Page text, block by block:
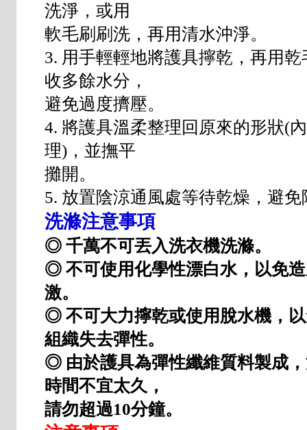
洗淨，或用
軟毛刷刷洗，再用清水沖淨。
3. 用手輕輕地將護具擰乾，再用
收多餘水分，
避免過度擠壓。
4. 將護具溫柔整理回原來的形狀(
理)，並撫平
攤開。
5. 放置陰涼通風處等待乾燥，避
洗滌注意事項
◎ 千萬不可丟入洗衣機洗滌。
◎ 不可使用化學性漂白水，以免
激。
◎ 不可大力擰乾或使用脫水機，
組織失去彈性。
◎ 由於護具為彈性纖維質料製成
時間不宜太久，
請勿超過10分鐘。